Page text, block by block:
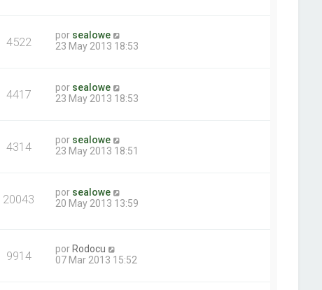
4522 por sealowe
23 May 2013 18:53
4417 por sealowe
23 May 2013 18:53
4314 por sealowe
23 May 2013 18:51
20043 por sealowe
20 May 2013 13:59
9914 por Rodocu
07 Mar 2013 15:52